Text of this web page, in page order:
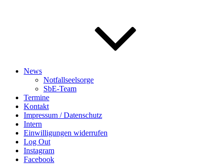
News
Notfallseelsorge
SbE-Team
Termine
Kontakt
Impressum / Datenschutz
Intern
Einwilligungen widerrufen
Log Out
Instagram
Facebook